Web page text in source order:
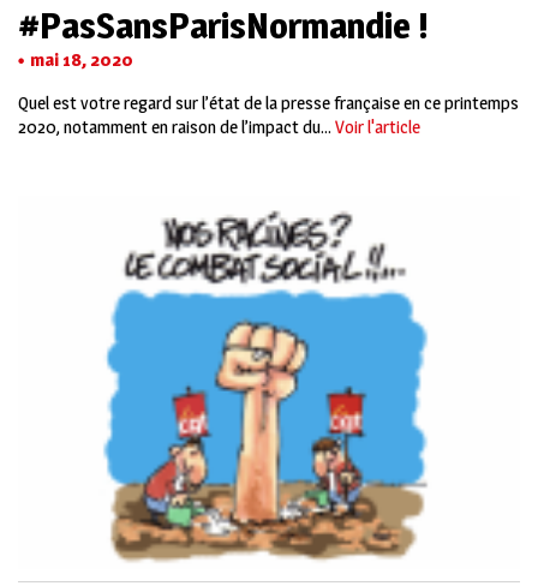
#PasSansParisNormandie !
mai 18, 2020
Quel est votre regard sur l’état de la presse française en ce printemps
2020, notamment en raison de l’impact du... Voir l'article